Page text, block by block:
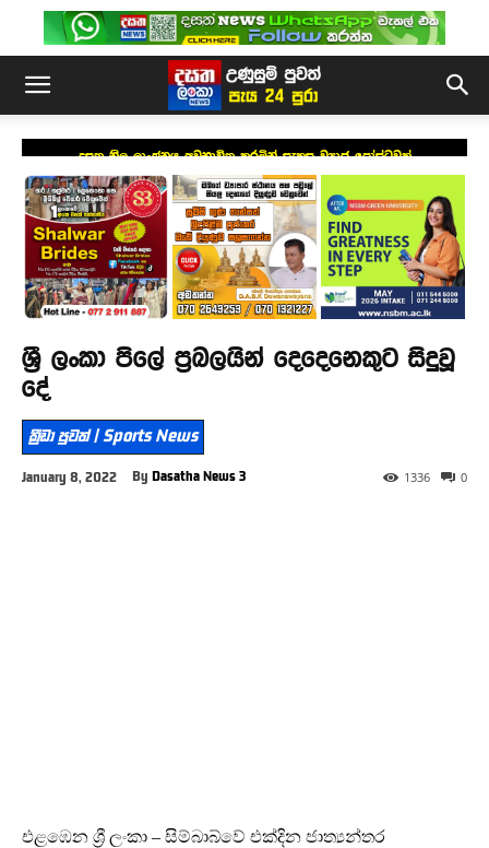
දසත නිල ලාංඡනය අවභාවිත කරමින් සැකසූ ව්‍යාජ පෝස්ටුවක්
ශ්‍රී ලංකා පිලේ ප්‍රබලයින් දෙදෙනෙකුට සිදුවූ
දේ
ක්‍රීඩා පුවත් | Sports News
January 8, 2022 By Dasatha News 3 0
1336
එළඹෙන ශ්‍රී ලංකා – සිම්බාබ්වේ එක්දින ජාත්‍යන්තර